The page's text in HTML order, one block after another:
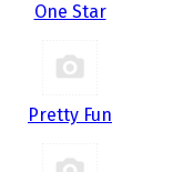
One Star
Pretty Fun